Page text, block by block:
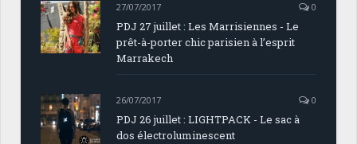
27/07/2017 0
PDJ 27 juillet : Les Marrisiennes - Le
prêt-à-porter chic parisien à l’esprit
Marrakech
26/07/2017 0
PDJ 26 juillet : LIGHTPACK - Le sac à
dos électroluminescent